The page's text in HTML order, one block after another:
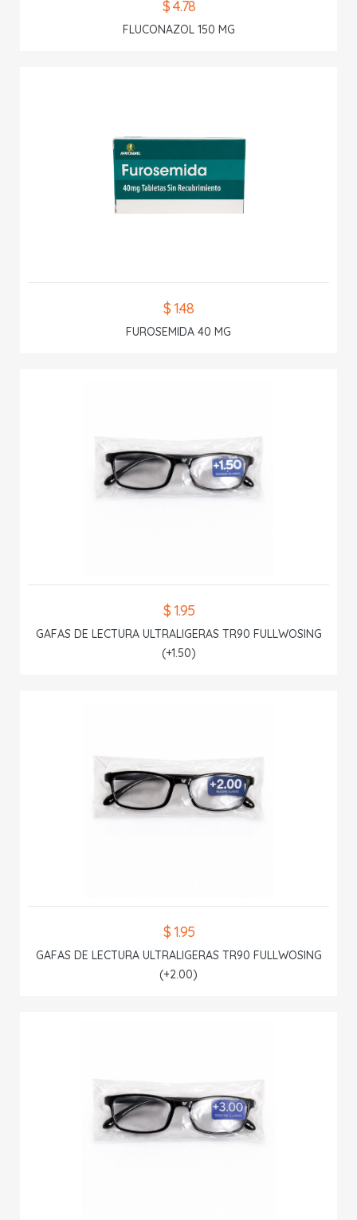
$ 4.78
FLUCONAZOL 150 MG
$ 1.48
FUROSEMIDA 40 MG
$ 1.95
GAFAS DE LECTURA ULTRALIGERAS TR90 FULLWOSING
(+1.50)
$ 1.95
GAFAS DE LECTURA ULTRALIGERAS TR90 FULLWOSING
(+2.00)